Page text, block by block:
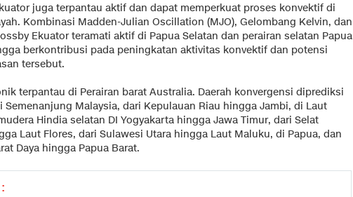
juga terpantau aktif dan dapat memperkuat proses konvektif di
Kombinasi Madden-Julian Oscillation (MJO), Gelombang Kelvin, dan
Ekuator teramati aktif di Papua Selatan dan perairan selatan Papua
berkontribusi pada peningkatan aktivitas konvektif dan potensi
tersebut.
terpantau di Perairan barat Australia. Daerah konvergensi diprediksi
Semenanjung Malaysia, dari Kepulauan Riau hingga Jambi, di Laut
Hindia selatan DI Yogyakarta hingga Jawa Timur, dari Selat
Laut Flores, dari Sulawesi Utara hingga Laut Maluku, di Papua, dan
Daya hingga Papua Barat.